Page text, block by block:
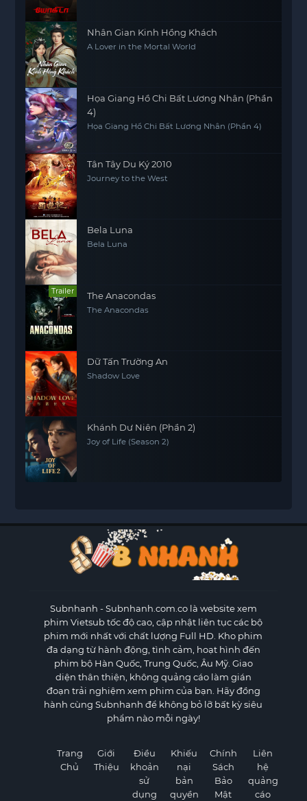
Nhân Gian Kinh Hồng Khách
A Lover in the Mortal World
Họa Giang Hồ Chi Bất Lương Nhân (Phần
4)
Họa Giang Hồ Chi Bất Lương Nhân (Phần 4)
Tân Tây Du Ký 2010
Journey to the West
Bela Luna
Bela Luna
Trailer The Anacondas
The Anacondas
Dữ Tấn Trường An
Shadow Love
Khánh Dư Niên (Phần 2)
Joy of Life (Season 2)
Subnhanh - Subnhanh.com.co là website xem
phim Vietsub tốc độ cao, cập nhật liên tục các bộ
phim mới nhất với chất lượng Full HD. Kho phim
đa dạng từ hành động, tình cảm, hoạt hình đến
phim bộ Hàn Quốc, Trung Quốc, Âu Mỹ. Giao
diện thân thiện, không quảng cáo làm gián
đoạn trải nghiệm xem phim của bạn. Hãy đồng
hành cùng Subnhanh để không bỏ lỡ bất kỳ siêu
phẩm nào mỗi ngày!
Trang
Chủ
Giới
Thiệu
Điều
khoản
sử
dụng
Khiếu
nại
bản
quyền
Chính
Sách
Bảo
Mật
Liên
hệ
quảng
cáo